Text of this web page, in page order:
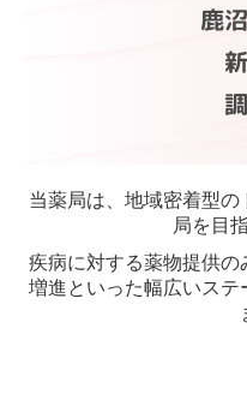
鹿
当薬局は、地域密着型
局を目
疾病に対する薬物提供の
増進といった幅広いステ